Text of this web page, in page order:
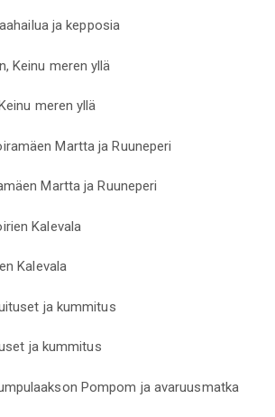
ja kepposia
meren yllä
Martta ja Ruuneperi
Kalevala
ja kummitus